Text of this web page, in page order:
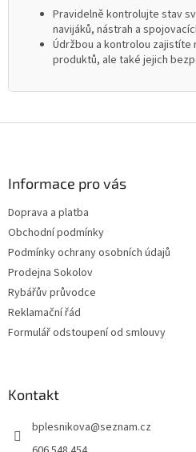
Pravidelně kontrolujte stav
navijáků, nástrah a
Údržbou a kontrolou
produktů, ale také jejich
Informace pro vás
Doprava a platba
Obchodní podmínky
Podmínky ochrany osobních údajů
Prodejna Sokolov
Rybářův průvodce
Reklamační řád
Formulář odstoupení od smlouvy
Kontakt
bplesnikova@seznam.cz